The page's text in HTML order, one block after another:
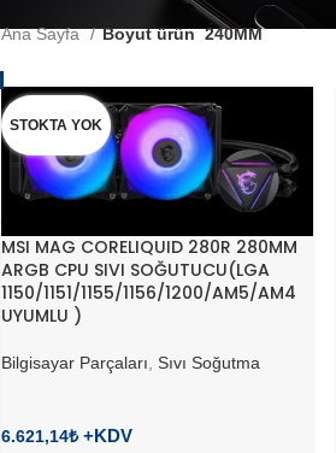
Ana Sayfa Boyut ürün 240MM
STOKTA YOK
MSI MAG CORELIQUID 280R 280MM
ARGB CPU SIVI SOĞUTUCU(LGA
1150/1151/1155/1156/1200/AM5/AM4
UYUMLU )
Bilgisayar Parçaları Sıvı Soğutma
6.621,14₺